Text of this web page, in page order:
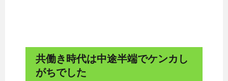
共働き時代は中途半端でケンカし
がちでした